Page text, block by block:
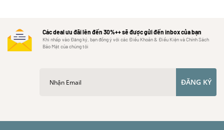
Các deal ưu đãi lên đến 30%++ sẽ được gửi đến inbox của bạn
Khi nhấp vào Đăng ký, bạn đồng ý với các Điều Khoản & Điều Kiện và Chính Sách
Bảo Mật của chúng tôi
ĐĂNG KÝ